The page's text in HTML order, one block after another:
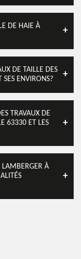
DE HAIE À
DE TAILLE DES
SES ENVIRONS?
TRAVAUX DE
63330 ET LES
LAMBERGER À